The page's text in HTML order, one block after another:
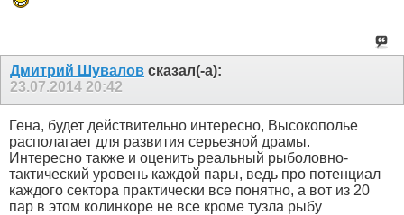
Дмитрий Шувалов сказал(-а):
23.07.2014 20:42
Гена, будет действительно интересно, Высокополье
располагает для развития серьезной драмы.
Интересно также и оценить реальный рыболовно-
тактический уровень каждой пары, ведь про потенциал
каждого сектора практически все понятно, а вот из 20
пар в этом колинкоре не все кроме тузла рыбу